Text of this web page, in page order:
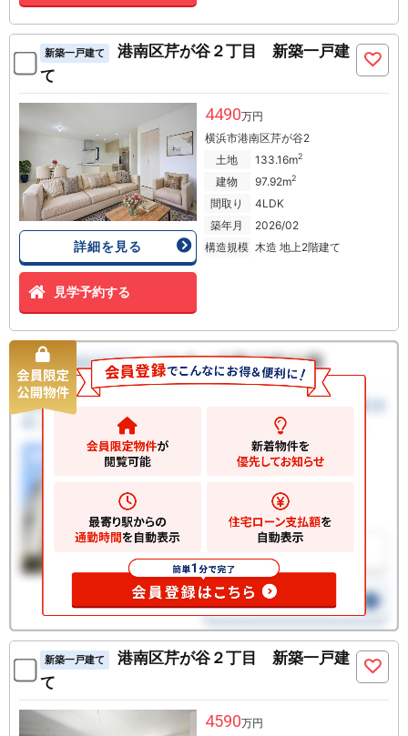
新築一戸建て
港南区芹が谷２丁目 新築一戸建
て
詳細を見る
見学予約する
4490万円
横浜市港南区芹が谷2
土地
133.16m2
建物 97.92m2
間取り
4LDK
築年月
2026/02
構造規模 木造 地上2階建て
新築一戸建て
港南区芹が谷２丁目 新築一戸建
て
4590万円